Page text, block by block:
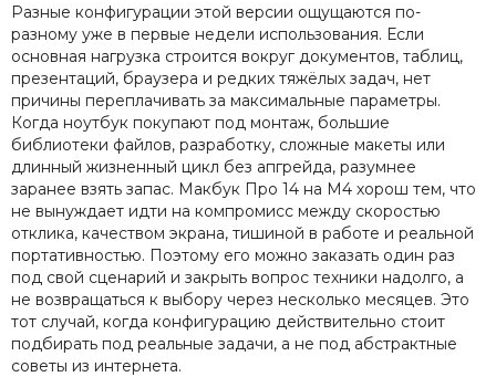
Разные конфигурации этой версии ощущаются по-
разному уже в первые недели использования. Если
основная нагрузка строится вокруг документов, таблиц,
презентаций, браузера и редких тяжёлых задач, нет
причины переплачивать за максимальные параметры.
Когда ноутбук покупают под монтаж, большие
библиотеки файлов, разработку, сложные макеты или
длинный жизненный цикл без апгрейда, разумнее
заранее взять запас. Макбук Про 14 на M4 хорош тем, что
не вынуждает идти на компромисс между скоростью
отклика, качеством экрана, тишиной в работе и реальной
портативностью. Поэтому его можно заказать один раз
под свой сценарий и закрыть вопрос техники надолго, а
не возвращаться к выбору через несколько месяцев. Это
тот случай, когда конфигурацию действительно стоит
подбирать под реальные задачи, а не под абстрактные
советы из интернета.